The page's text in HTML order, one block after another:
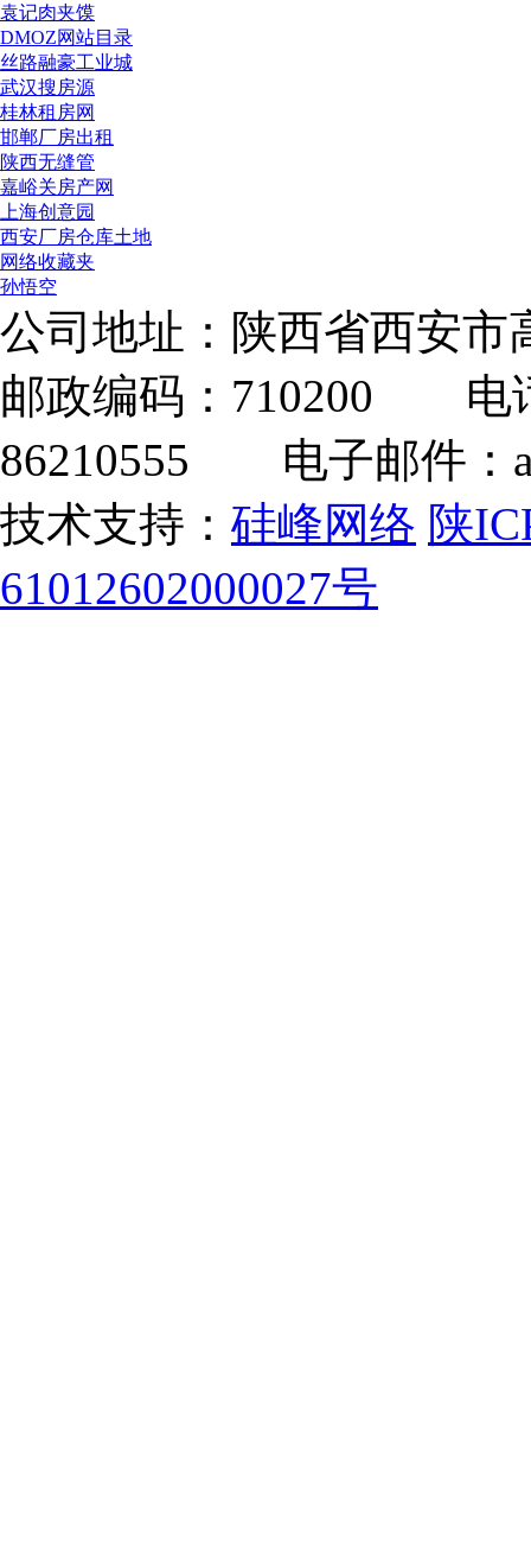
袁记肉夹馍
DMOZ网站目录
丝路融豪工业城
武汉搜房源
桂林租房网
邯郸厂房出租
陕西无缝管
嘉峪关房产网
上海创意园
西安厂房仓库土地
网络收藏夹
孙悟空
公司地址：陕西省西安市
邮政编码：710200 电
86210555 电子邮件：
技术支持： 硅峰网络 陕
61012602000027号